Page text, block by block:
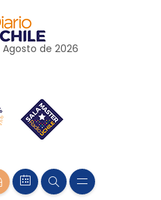
Agosto de 2026